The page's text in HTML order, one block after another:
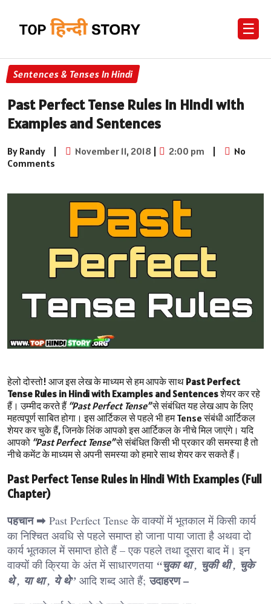
☰
Sentences & Tenses In Hindi
Past Perfect Tense Rules in Hindi with
Examples and Sentences
By Randy | November 11, 2018 | 2:00 pm |
No
Comments
हेलो दोस्तो! आज इस लेख के माध्यम से हम आपके साथ Past Perfect
Tense Rules in Hindi with Examples and Sentencesशेयर कर रहे
हैं। उम्मीद करते हैं “Past Perfect Tense”से संबंधित यह लेख आप के लिए
महत्वपूर्ण साबित होगा। इस आर्टिकल से पहले भी हम Tense संबंधी आर्टिकल
शेयर कर चुके हैं, जिनके लिंक आपको इस आर्टिकल के नीचे मिल जाएंगे। यदि
आपको “Past Perfect Tense”से संबंधित किसी भी प्रकार की समस्या है तो
नीचे कमेंट के माध्यम से अपनी समस्या को हमारे साथ शेयर कर सकते हैं।
Past Perfect Tense Rules in Hindi With Examples (Full
Chapter)
पहचान ➡ Past Perfect Tense के वाक्यों में भूतकाल में किसी कार्य
का निश्चित अवधि से पहले समाप्त हो जाना पाया जाता है अथवा दो
कार्य भूतकाल में समाप्त होते हैं – एक पहले तथा दूसरा बाद में। इन
वाक्यों की क्रिया के अंत में साधारणतया “चुका था , चुकी थी , चुके
थे , या था , ये थे” आदि शब्द आते हैं;उदाहरण –